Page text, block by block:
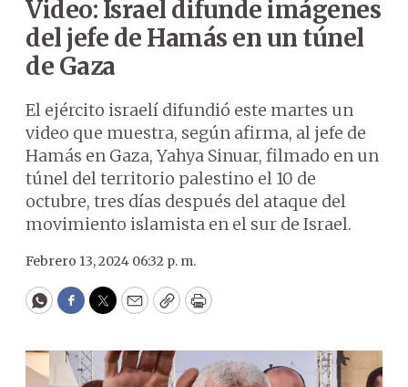
Video: Israel difunde imágenes
del jefe de Hamás en un túnel
de Gaza
El ejército israelí difundió este martes un
video que muestra, según afirma, al jefe de
Hamás en Gaza, Yahya Sinuar, filmado en un
túnel del territorio palestino el 10 de
octubre, tres días después del ataque del
movimiento islamista en el sur de Israel.
Febrero 13, 2024 06:32 p. m.
WhatsApp
Facebook
Twitter
EmailCopyPrint